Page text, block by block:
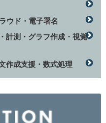
ウド・電子署名
計測・グラフ作成・視覚
作成支援・数式処理